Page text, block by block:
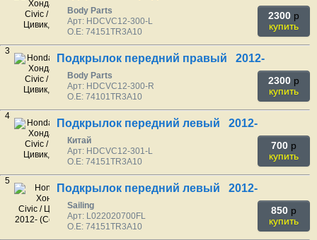
Body Parts
Арт: HDCVC12-300-L
O.E: 74151TR3A10
2300 p
купить
3
Подкрылок передний правый 2012-
Body Parts
Арт: HDCVC12-300-R
O.E: 74101TR3A10
2300 p
купить
4
Подкрылок передний левый 2012-
Китай
Арт: HDCVC12-301-L
O.E: 74151TR3A10
700 p
купить
5
Подкрылок передний левый 2012-
Sailing
Арт: L022020700FL
O.E: 74151TR3A10
850 p
купить